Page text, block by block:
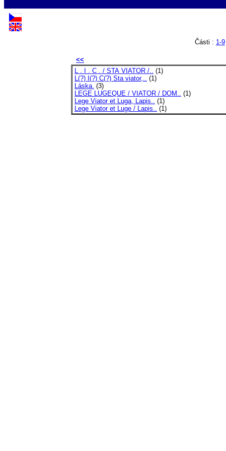
Části : 1-9
<<
L . I . C . / STA VIATOR /.. (1)
L(?) I(?) C(?) Sta viator,.. (1)
Láska. (3)
LEGE LUGEQUE / VIATOR / DOM.. (1)
Lege Viator et Luga, Lapis.. (1)
Lege Viator et Luge / Lapis.. (1)